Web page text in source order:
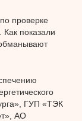
проверке
Как показали
ГУП «ТЭК
АО